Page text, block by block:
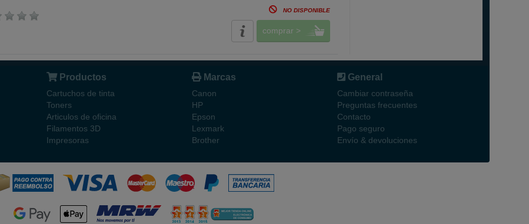
NO DISPONIBLE
comprar >
Productos
Cartuchos de tinta
Toners
Articulos de oficina
Filamentos 3D
Impresoras
Marcas
Canon
HP
Epson
Lexmark
Brother
General
Cambiar contraseña
Preguntas frecuentes
Contacto
Pago seguro
Envío & devoluciones